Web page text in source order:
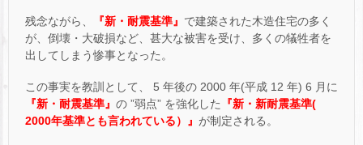
残念ながら、 『新・耐震基準』 で建築された木造住宅の多く
が、倒壊・大破損など、甚大な被害を受け、多くの犠牲者を
出してしまう惨事となった。
この事実を教訓として、 5 年後の 2000 年(平成 12 年) 6 月に
『新・耐震基準』 の ”弱点” を強化した
『新・新耐震基準(
2000年基準とも言われている）』 が制定される。